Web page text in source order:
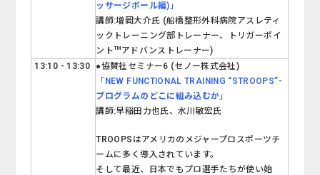
ッサージボール編) 」
講師:増岡大介氏 (船橋整形外科病院アスレティ
ックトレーニング部トレーナー、トリガーポイ
ントTM アドバンストレーナー)
13:10 - 13:30
●協賛社セミナー6 (セノー株式会社)
「 NEW FUNCTIONAL TRAINING “STROOPS”-
プログラムのどこに組み込むか 」
講師:早稲田力也氏、水川敏宏氏
TROOPSはアメリカのメジャープロスポーツチ
ームに多く導入されています。
そして最近、日本でもプロ選手たちが使い始